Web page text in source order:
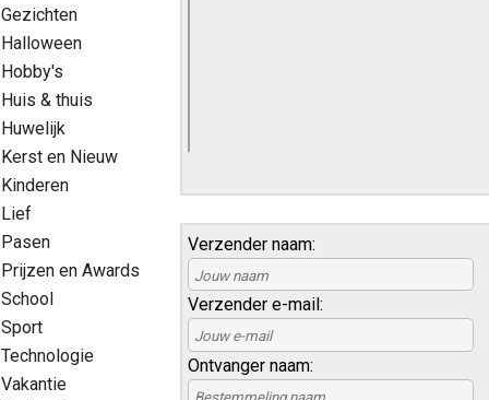
Gezichten
Halloween
Hobby's
Huis & thuis
Huwelijk
Kerst en Nieuw
Kinderen
Lief
Pasen
Prijzen en Awards
School
Sport
Technologie
Vakantie
Verzender naam:
Verzender e-mail:
Ontvanger naam: